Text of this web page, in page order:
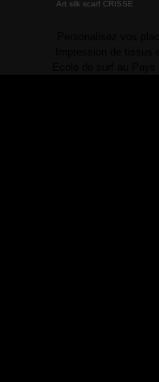
Art silk scarf CRISSE